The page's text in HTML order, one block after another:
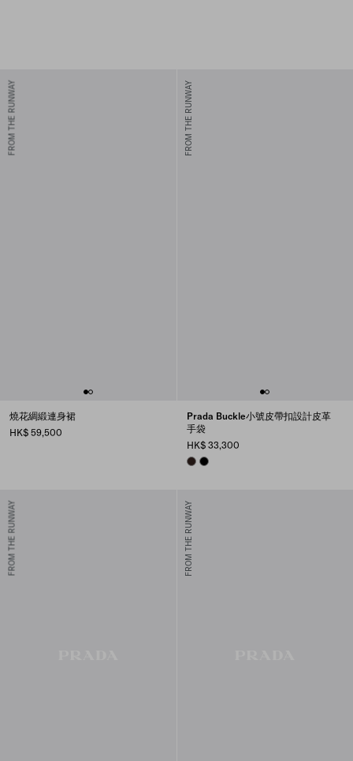
FROM THE RUNWAY
燒花綢緞連身裙
HK$ 59,500
FROM THE RUNWAY
Prada Buckle小號皮帶扣設計皮革
手袋
HK$ 33,300
BRIARWOOD
BLACK
FROM THE RUNWAY FROM THE RUNWAY